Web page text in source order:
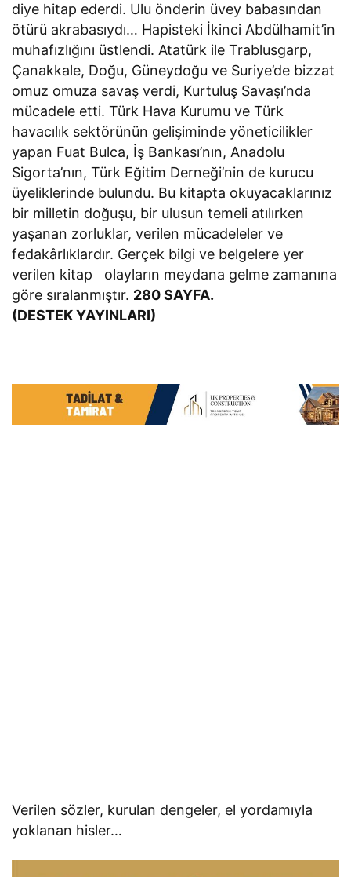
diye hitap ederdi. Ulu önderin üvey babasından
ötürü akrabasıydı… Hapisteki İkinci Abdülhamit’in
muhafızlığını üstlendi. Atatürk ile Trablusgarp,
Çanakkale, Doğu, Güneydoğu ve Suriye’de bizzat
omuz omuza savaş verdi, Kurtuluş Savaşı’nda
mücadele etti. Türk Hava Kurumu ve Türk
havacılık sektörünün gelişiminde yöneticilikler
yapan Fuat Bulca, İş Bankası’nın, Anadolu
Sigorta’nın, Türk Eğitim Derneği’nin de kurucu
üyeliklerinde bulundu. Bu kitapta okuyacaklarınız
bir milletin doğuşu, bir ulusun temeli atılırken
yaşanan zorluklar, verilen mücadeleler ve
fedakârlıklardır. Gerçek bilgi ve belgelere yer
verilen kitap olayların meydana gelme zamanına
göre sıralanmıştır. 280 SAYFA.
(DESTEK YAYINLARI)
Verilen sözler, kurulan dengeler, el yordamıyla
yoklanan hisler…